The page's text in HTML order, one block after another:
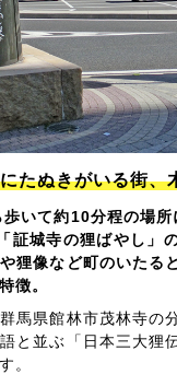
たぬきがいる街、
いて約10分程の場所
証城寺の狸ばやし」
狸像など町のいたる
徴。
馬県館林市茂林寺の
と並ぶ「日本三大狸
。